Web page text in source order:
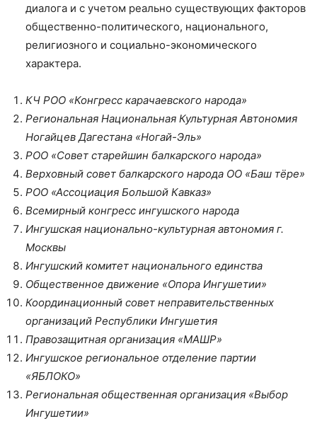
диалога и с учетом реально существующих факторов
общественно-политического, национального,
религиозного и социально-экономического
характера.
КЧ РОО «Конгресс карачаевского народа»
Региональная Национальная Культурная Автономия
Ногайцев Дагестана «Ногай-Эль»
РОО «Совет старейшин балкарского народа»
Верховный совет балкарского народа ОО «Баш тёре»
РОО «Ассоциация Большой Кавказ»
Всемирный конгресс ингушского народа
Ингушская национально-культурная автономия г.
Москвы
Ингушский комитет национального единства
Общественное движение «Опора Ингушетии»
Координационный совет неправительственных
организаций Республики Ингушетия
Правозащитная организация «МАШР»
Ингушское региональное отделение партии
«ЯБЛОКО»
Региональная общественная организация «Выбор
Ингушетии»